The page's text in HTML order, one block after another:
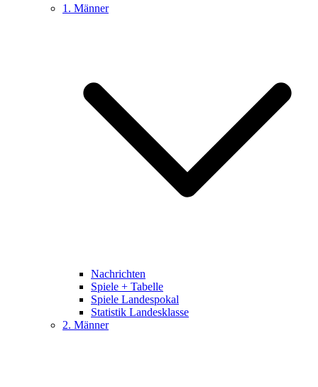
1. Männer
Nachrichten
Spiele + Tabelle
Spiele Landespokal
Statistik Landesklasse
2. Männer